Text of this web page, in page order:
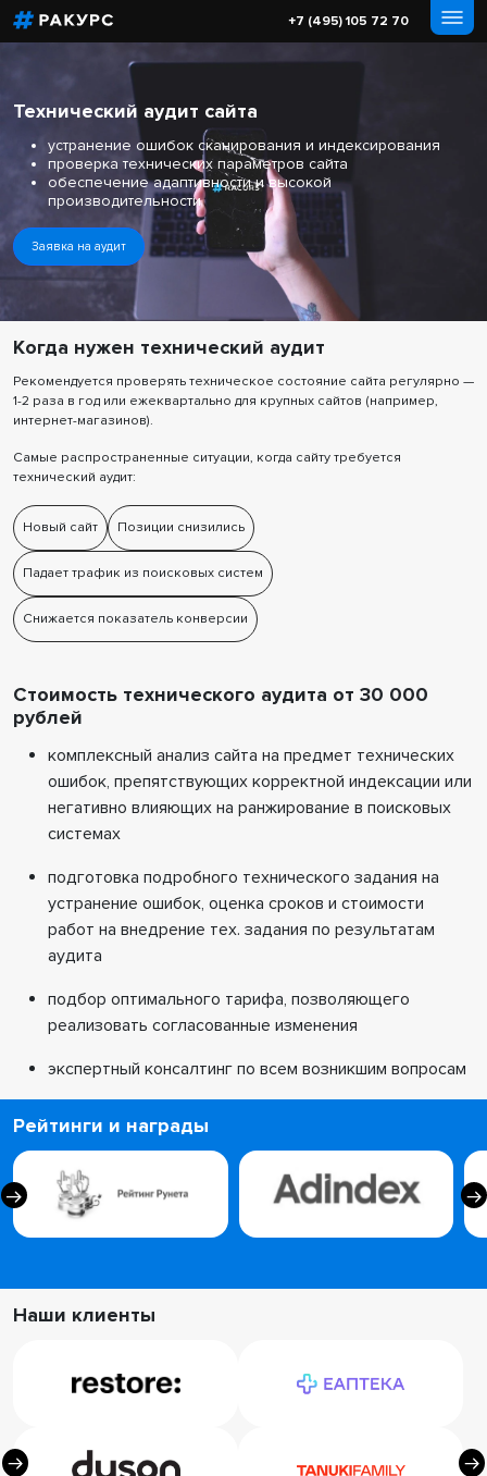
+7 (495) 105 72 70
Технический аудит сайта
устранение ошибок сканирования и индексирования
проверка технических параметров сайта
обеспечение адаптивности и высокой
производительности
Заявка на аудит
Когда нужен технический аудит
Рекомендуется проверять техническое состояние сайта регулярно —
1-2 раза в год или ежеквартально для крупных сайтов (например,
интернет-магазинов).
Самые распространенные ситуации, когда сайту требуется
технический аудит:
Новый сайт Позиции снизились
Падает трафик из поисковых систем
Снижается показатель конверсии
Стоимость технического аудита от 30 000
рублей
комплексный анализ сайта на предмет технических
ошибок, препятствующих корректной индексации или
негативно влияющих на ранжирование в поисковых
системах
подготовка подробного технического задания на
устранение ошибок, оценка сроков и стоимости
работ на внедрение тех. задания по результатам
аудита
подбор оптимального тарифа, позволяющего
реализовать согласованные изменения
экспертный консалтинг по всем возникшим вопросам
Рейтинги и награды
Наши клиенты